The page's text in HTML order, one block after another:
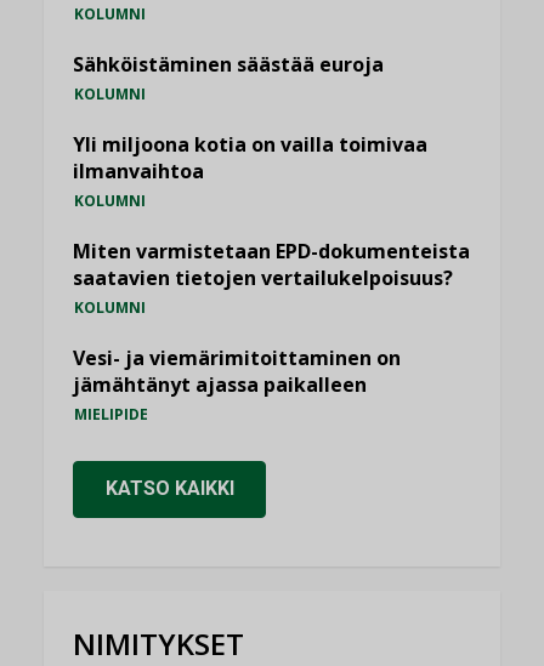
KOLUMNI
Sähköistäminen säästää euroja
KOLUMNI
Yli miljoona kotia on vailla toimivaa
ilmanvaihtoa
KOLUMNI
Miten varmistetaan EPD-dokumenteista
saatavien tietojen vertailukelpoisuus?
KOLUMNI
Vesi- ja viemärimitoittaminen on
jämähtänyt ajassa paikalleen
MIELIPIDE
KATSO KAIKKI
NIMITYKSET